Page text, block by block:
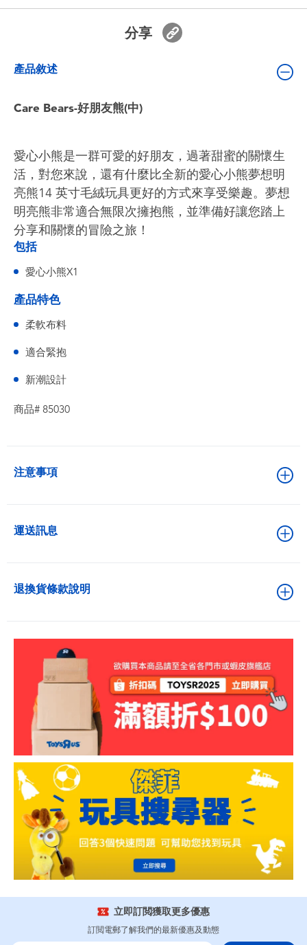
電池
任天堂 Switch
盲盒
角色收藏
生活雜貨
分享
產品敘述
Care Bears-好朋友熊(中)
愛心小熊是一群可愛的好朋友，過著甜蜜的關懷生
活，對您來說，還有什麼比全新的愛心小熊夢想明
亮熊14 ​​英寸毛絨玩具更好的方式來享受樂趣。夢想
明亮熊非常適合無限次擁抱熊，並準備好讓您踏上
分享和關懷的冒險之旅！
包括
愛心小熊X1
產品特色
柔軟布料
適合緊抱
新潮設計
商品# 85030
注意事項
運送訊息
退換貨條款說明
立即訂閲獲取更多優惠
訂閲電郵了解我們的最新優惠及動態